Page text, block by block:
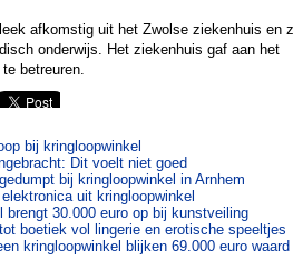
afkomstig uit het Zwolse ziekenhuis en
onderwijs. Het ziekenhuis gaf aan het
betreuren.
bij kringloopwinkel
Dit voelt niet goed
bij kringloopwinkel in Arnhem
uit kringloopwinkel
brengt 30.000 euro op bij kunstveiling
boetiek vol lingerie en erotische speeltjes
kringloopwinkel blijken 69.000 euro waard